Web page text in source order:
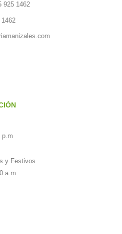
925 1462
p.m
y Festivos
a.m